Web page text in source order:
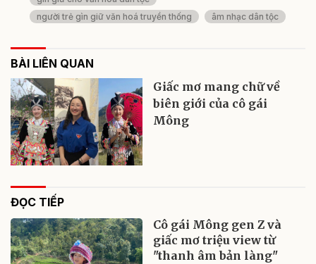
người trẻ gìn giữ văn hoá truyền thống
âm nhạc dân tộc
BÀI LIÊN QUAN
Giấc mơ mang chữ về
biên giới của cô gái
Mông
ĐỌC TIẾP
Cô gái Mông gen Z và
giấc mơ triệu view từ
"thanh âm bản làng"